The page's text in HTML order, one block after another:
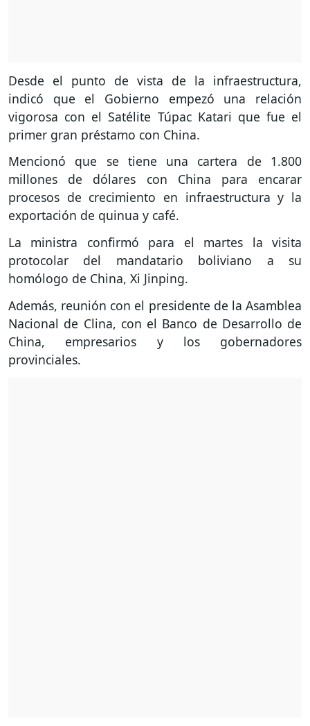
Desde el punto de vista de la infraestructura,
indicó que el Gobierno empezó una relación
vigorosa con el Satélite Túpac Katari que fue el
primer gran préstamo con China.
Mencionó que se tiene una cartera de 1.800
millones de dólares con China para encarar
procesos de crecimiento en infraestructura y la
exportación de quinua y café.
La ministra confirmó para el martes la visita
protocolar del mandatario boliviano a su
homólogo de China, Xi Jinping.
Además, reunión con el presidente de la Asamblea
Nacional de Clina, con el Banco de Desarrollo de
China, empresarios y los gobernadores
provinciales.